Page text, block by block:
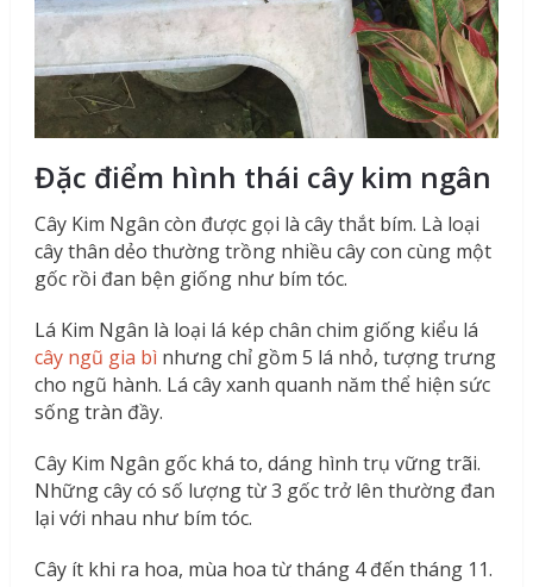
Đặc điểm hình thái cây kim ngân
Cây Kim Ngân còn được gọi là cây thắt bím. Là loại
cây thân dẻo thường trồng nhiều cây con cùng một
gốc rồi đan bện giống như bím tóc.
Lá Kim Ngân là loại lá kép chân chim giống kiểu lá
cây ngũ gia bìnhưng chỉ gồm 5 lá nhỏ, tượng trưng
cho ngũ hành. Lá cây xanh quanh năm thể hiện sức
sống tràn đầy.
Cây Kim Ngân gốc khá to, dáng hình trụ vững trãi.
Những cây có số lượng từ 3 gốc trở lên thường đan
lại với nhau như bím tóc.
Cây ít khi ra hoa, mùa hoa từ tháng 4 đến tháng 11.